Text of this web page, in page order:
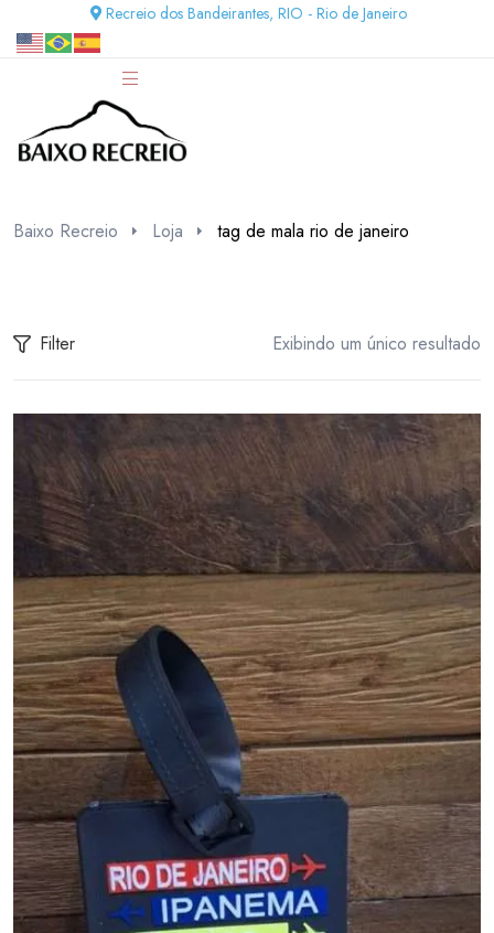
Recreio dos Bandeirantes, RIO - Rio de Janeiro
Baixo Recreio Loja tag de mala rio de janeiro
Filter Exibindo um único resultado